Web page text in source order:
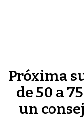
Próxima
de 50 a
un